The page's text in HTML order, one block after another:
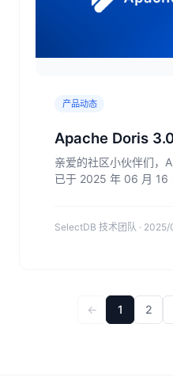
产品动态
Apache Doris
亲爱的社区小伙伴们，
已于 2025 年 06 月 16
SelectDB 技术团队 ·
← 1 2